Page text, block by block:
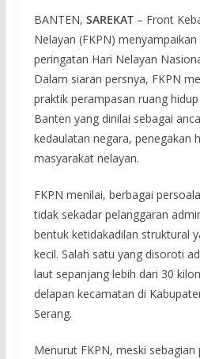
BANTEN, SAREKAT– Front
Nelayan (FKPN)
peringatan Hari Nelayan
Dalam siaran persnya, FKPN
praktik perampasan ruang
Banten yang dinilai sebagai
kedaulatan negara, penegakan
masyarakat nelayan.
FKPN menilai, berbagai
tidak sekadar pelanggaran
bentuk ketidakadilan struktural
kecil. Salah satu yang disoroti
laut sepanjang lebih dari 30
delapan kecamatan di
Serang.
Menurut FKPN, meski